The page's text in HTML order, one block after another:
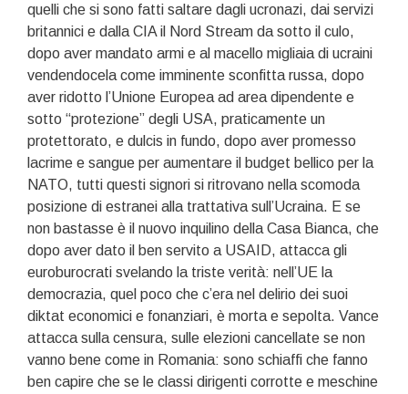
quelli che si sono fatti saltare dagli ucronazi, dai servizi
britannici e dalla CIA il Nord Stream da sotto il culo,
dopo aver mandato armi e al macello migliaia di ucraini
vendendocela come imminente sconfitta russa, dopo
aver ridotto l’Unione Europea ad area dipendente e
sotto “protezione” degli USA, praticamente un
protettorato, e dulcis in fundo, dopo aver promesso
lacrime e sangue per aumentare il budget bellico per la
NATO, tutti questi signori si ritrovano nella scomoda
posizione di estranei alla trattativa sull’Ucraina. E se
non bastasse è il nuovo inquilino della Casa Bianca, che
dopo aver dato il ben servito a USAID, attacca gli
euroburocrati svelando la triste verità: nell’UE la
democrazia, quel poco che c’era nel delirio dei suoi
diktat economici e fonanziari, è morta e sepolta. Vance
attacca sulla censura, sulle elezioni cancellate se non
vanno bene come in Romania: sono schiaffi che fanno
ben capire che se le classi dirigenti corrotte e meschine